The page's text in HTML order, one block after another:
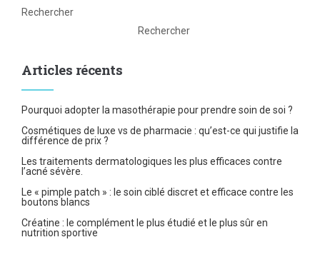
Rechercher
Rechercher
Articles récents
Pourquoi adopter la masothérapie pour prendre soin de soi ?
Cosmétiques de luxe vs de pharmacie : qu’est-ce qui justifie la
différence de prix ?
Les traitements dermatologiques les plus efficaces contre
l’acné sévère.
Le « pimple patch » : le soin ciblé discret et efficace contre les
boutons blancs
Créatine : le complément le plus étudié et le plus sûr en
nutrition sportive